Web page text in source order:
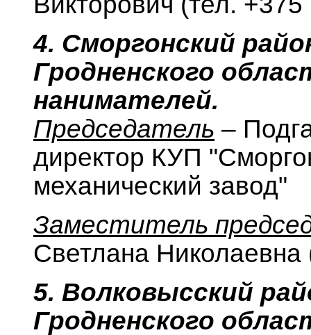
4. Сморгонский
Гродненского
нанимателей.
Председатель –
директор КУП
механический завод"
Заместитель
Светлана
5. Волковысский
Гродненского